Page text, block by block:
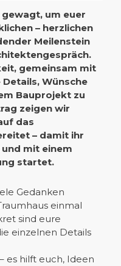
um euer
– herzlichen
Meilenstein
.
gemeinsam mit
Wünsche
Bauprojekt zu
zeigen wir
das
– damit ihr
mit einem
startet.
Gedanken
einmal
sind eure
einzelnen Details
es hilft euch, Ideen